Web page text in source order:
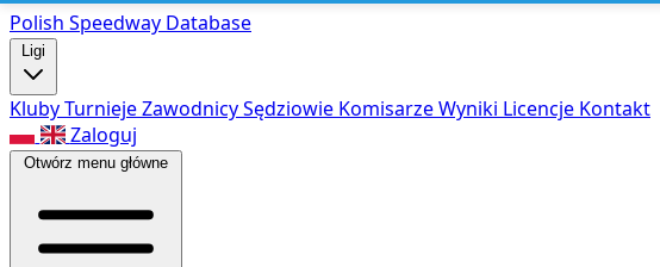
Polish Speedway Database
Ligi
KlubyTurniejeZawodnicySędziowie KomisarzeWyniki Licencje Kontakt
Zaloguj
Otwórz menu główne